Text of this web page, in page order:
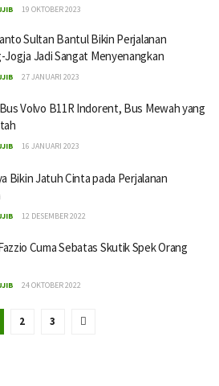
19 OKTOBER 2023
Sultan Bantul Bikin Perjalanan
Jogja Jadi Sangat Menyenangkan
27 JANUARI 2023
Volvo B11R Indorent, Bus Mewah yang
16 JANUARI 2023
Bikin Jatuh Cinta pada Perjalanan
12 DESEMBER 2022
Cuma Sebatas Skutik Spek Orang
24 OKTOBER 2022
2 3